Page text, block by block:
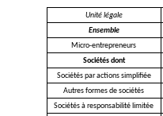
Unité légale
Ensemble
Micro-entrepreneurs
Sociétés dont
Sociétés par actions simplifiée
Autres formes de sociétés
Sociétés à responsabilité limitée